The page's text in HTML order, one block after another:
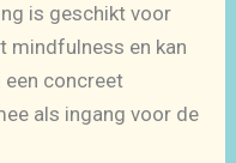
is geschikt voor
mindfulness en kan
een concreet
als ingang voor de